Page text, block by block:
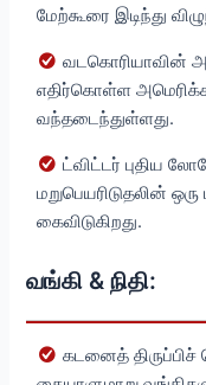
மேற்கூரை இடிந்து
வடகொரியாவின்
எதிர்கொள்ள
வந்தடைந்துள்ளது.
ட்விட்டர் புதிய
மறுபெயரிடுதலின்
கைவிடுகிறது.
வங்கி & நிதி:
கடனைத்